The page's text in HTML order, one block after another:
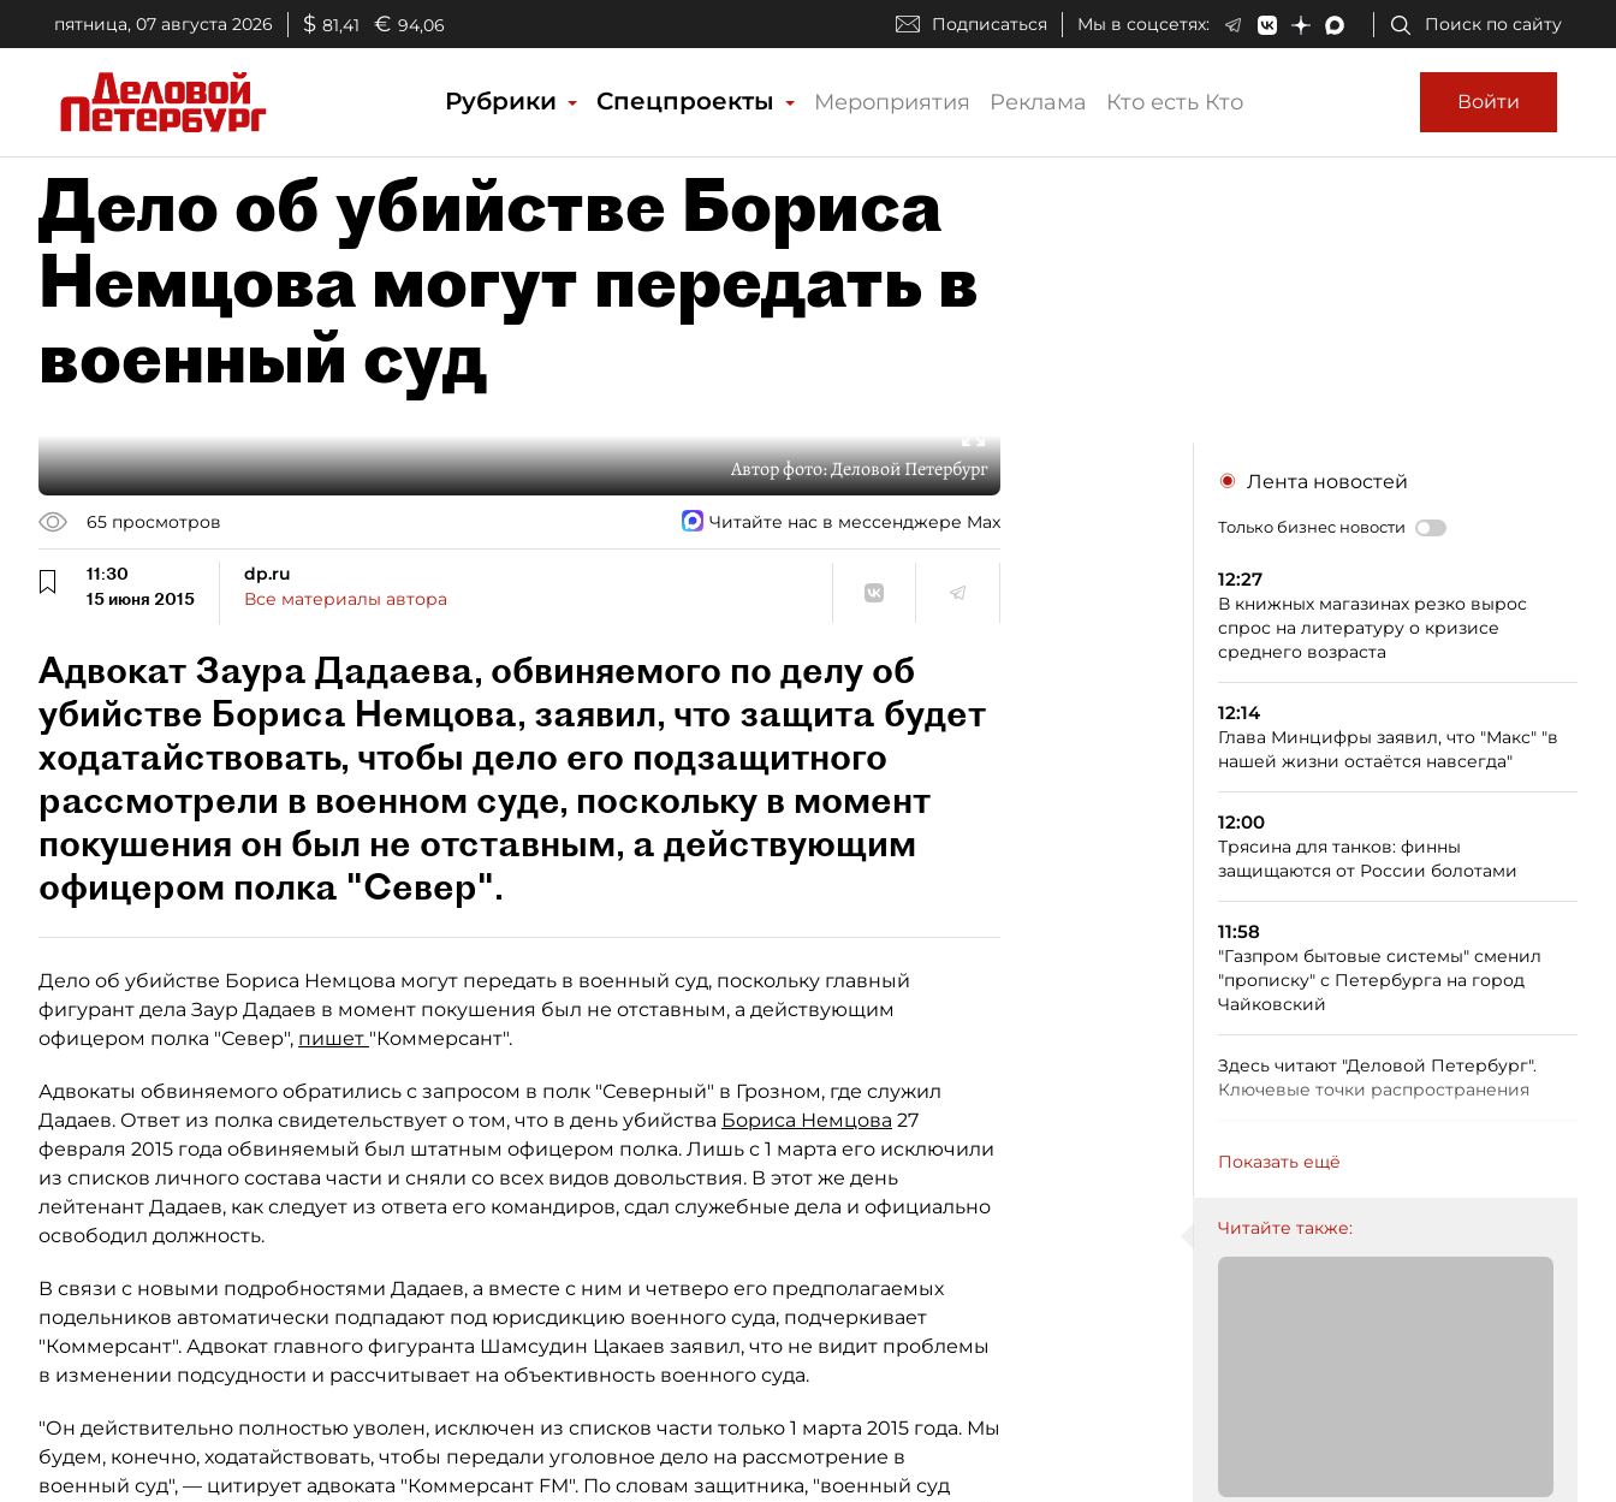
пятница, 07 августа 2026 $ 81,41 € 94,06 Подписаться Мы в соцсетях: Поиск по сайту
Рубрики Спецпроекты Мероприятия Реклама Кто есть Кто Войти
Дело об убийстве Бориса
Немцова могут передать в
военный суд
Автор фото:Деловой Петербург
65 просмотров Читайте нас в мессенджере Max
11:30
15 июня 2015
dp.ru
Все материалы автора
Адвокат Заура Дадаева, обвиняемого по делу об
убийстве Бориса Немцова, заявил, что защита будет
ходатайствовать, чтобы дело его подзащитного
рассмотрели в военном суде, поскольку в момент
покушения он был не отставным, а действующим
офицером полка "Север".
Дело об убийстве Бориса Немцова могут передать в военный суд, поскольку главный
фигурант дела Заур Дадаев в момент покушения был не отставным, а действующим
офицером полка "Север", пишет "Коммерсант".
Адвокаты обвиняемого обратились с запросом в полк "Северный" в Грозном, где служил
Дадаев. Ответ из полка свидетельствует о том, что в день убийства Бориса Немцова 27
февраля 2015 года обвиняемый был штатным офицером полка. Лишь с 1 марта его исключили
из списков личного состава части и сняли со всех видов довольствия. В этот же день
лейтенант Дадаев, как следует из ответа его командиров, сдал служебные дела и официально
освободил должность.
В связи с новыми подробностями Дадаев, а вместе с ним и четверо его предполагаемых
подельников автоматически подпадают под юрисдикцию военного суда, подчеркивает
"Коммерсант". Адвокат главного фигуранта Шамсудин Цакаев заявил, что не видит проблемы
в изменении подсудности и рассчитывает на объективность военного суда.
"Он действительно полностью уволен, исключен из списков части только 1 марта 2015 года. Мы
будем, конечно, ходатайствовать, чтобы передали уголовное дело на рассмотрение в
военный суд", — цитирует адвоката "Коммерсант FM". По словам защитника, "военный суд
Лента новостей
Только бизнес новости
12:27
В книжных магазинах резко вырос
спрос на литературу о кризисе
среднего возраста
12:14
Глава Минцифры заявил, что "Макс" "в
нашей жизни остаётся навсегда"
12:00
Трясина для танков: финны
защищаются от России болотами
11:58
"Газпром бытовые системы" сменил
"прописку" с Петербурга на город
Чайковский
Здесь читают "Деловой Петербург".
Ключевые точки распространения
Показать ещё
Читайте также: